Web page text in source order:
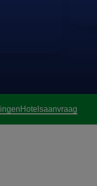
Hotelsaanvraag